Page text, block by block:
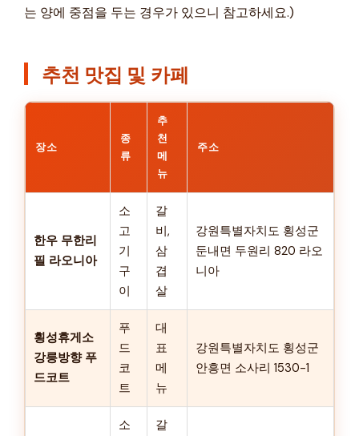
는 양에 중점을 두는 경우가 있으니 참고하세요.)
추천 맛집 및 카페
장소
종
류
추
천
메
뉴
주소
한우 무한리
필 라오니아
소
고
기
구
이
갈
비,
삼
겹
살
강원특별자치도 횡성군
둔내면 두원리 820 라오
니아
횡성휴게소
강릉방향 푸
드코트
푸
드
코
트
대
표
메
뉴
강원특별자치도 횡성군
안흥면 소사리 1530-1
소
갈